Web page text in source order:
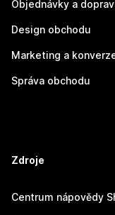
Objednávky a
Design obchodu
Marketing a
Správa obchodu
Zdroje
Centrum nápovědy